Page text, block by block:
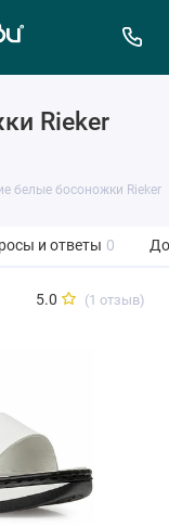
Rieker
белые босоножки Rieker
и ответы 0
5.0 (1 отзыв)